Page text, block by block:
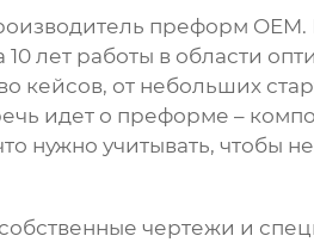
преформ OEM.
лет работы в области
кейсов, от небольших
идет о преформе –
нужно учитывать, чтобы
собственные чертежи и